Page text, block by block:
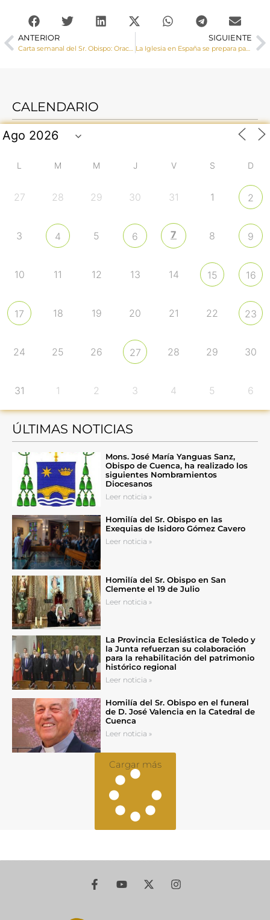
ANTERIOR
Carta semanal del Sr. Obispo: Oración perseverante
SIGUIENTE
La Iglesia en España se prepara para celebrar el Jubileo 2025
CALENDARIO
L M M J V S D
27 28 29 30 31 1 2
3 4 5 6 7 8 9
10 11 12 13 14 15 16
17 18 19 20 21 22 23
24 25 26 27 28 29 30
31 1 2 3 4 5 6
ÚLTIMAS NOTICIAS
Mons. José María Yanguas Sanz,
Obispo de Cuenca, ha realizado los
siguientes Nombramientos
Diocesanos
Leer noticia »
Homilía del Sr. Obispo en las
Exequias de Isidoro Gómez Cavero
Leer noticia »
Homilía del Sr. Obispo en San
Clemente el 19 de Julio
Leer noticia »
La Provincia Eclesiástica de Toledo y
la Junta refuerzan su colaboración
para la rehabilitación del patrimonio
histórico regional
Leer noticia »
Homilía del Sr. Obispo en el funeral
de D. José Valencia en la Catedral de
Cuenca
Leer noticia »
Cargar más